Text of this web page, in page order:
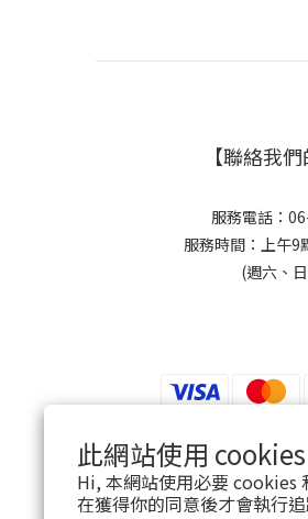
此網站使用 cookies
Hi, 本網站使用必要 cookies
在獲得你的同意後才會執行追
【聯絡我們
服務電話：
服務時間：上午9
(週六、
$TWD 繁